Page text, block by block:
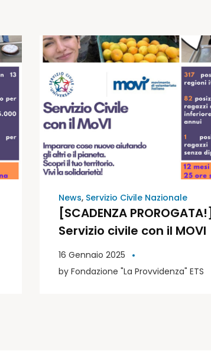
News, Servizio Civile Nazionale
[SCADENZA PROROGATA!]
Servizio civile con il MOVI
16 Gennaio 2025
by Fondazione "La Provvidenza" ETS